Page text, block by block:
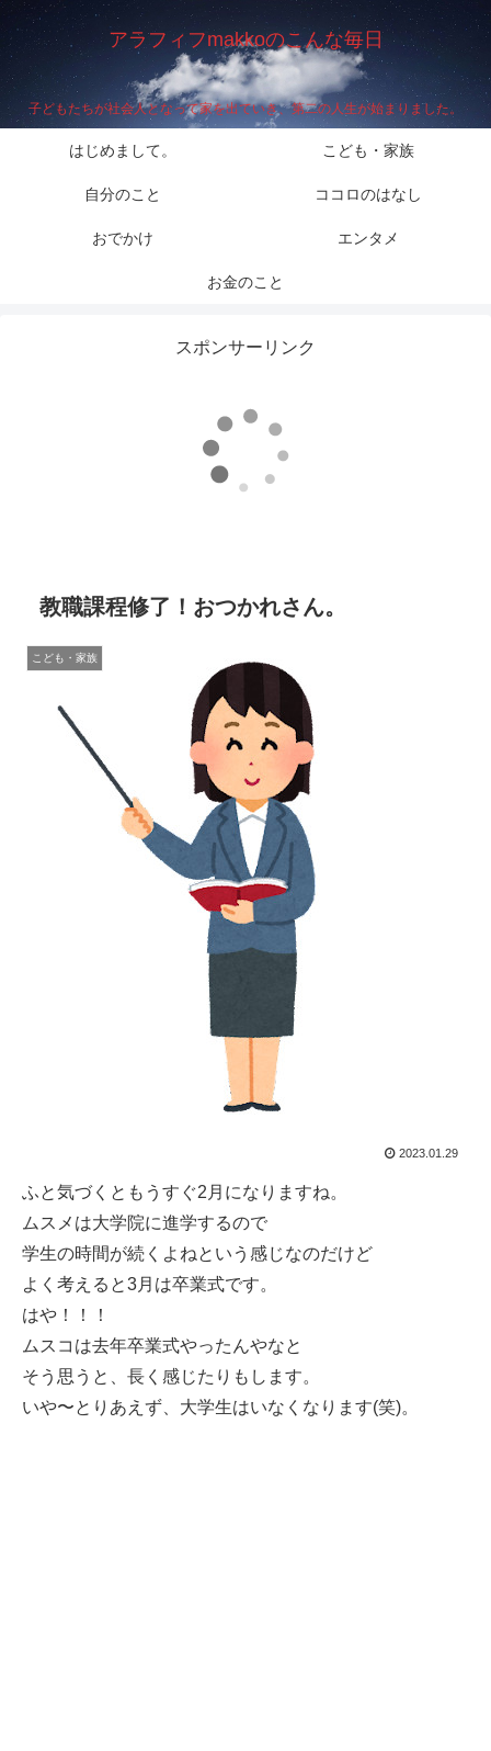
アラフィフmakkoのこんな毎日
子どもたちが社会人となって家を出ていき、第二の人生が始まりました。
はじめまして。 こども・家族
自分のこと ココロのはなし
おでかけ エンタメ
お金のこと
スポンサーリンク
教職課程修了！おつかれさん。
こども・家族
2023.01.29
ふと気づくともうすぐ2月になりますね。
ムスメは大学院に進学するので
学生の時間が続くよねという感じなのだけど
よく考えると3月は卒業式です。
はや！！！
ムスコは去年卒業式やったんやなと
そう思うと、長く感じたりもします。
いや〜とりあえず、大学生はいなくなります(笑)。